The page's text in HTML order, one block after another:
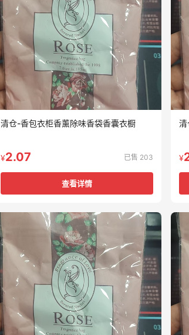
清仓-香包衣柜香薰除味香袋香囊衣橱
¥2.07 已售 203
查看详情
清
¥